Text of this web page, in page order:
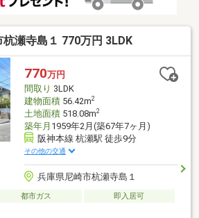
瀬寺島１ 770万円 3LDK
770万円
間取り 3LDK
建物面積56.42m2
土地面積518.08m2
築年月 1959年2月(築67年7ヶ月)
阪神本線 杭瀬駅 徒歩9分
その他の交通
兵庫県尼崎市杭瀬寺島１
都市ガス
即入居可